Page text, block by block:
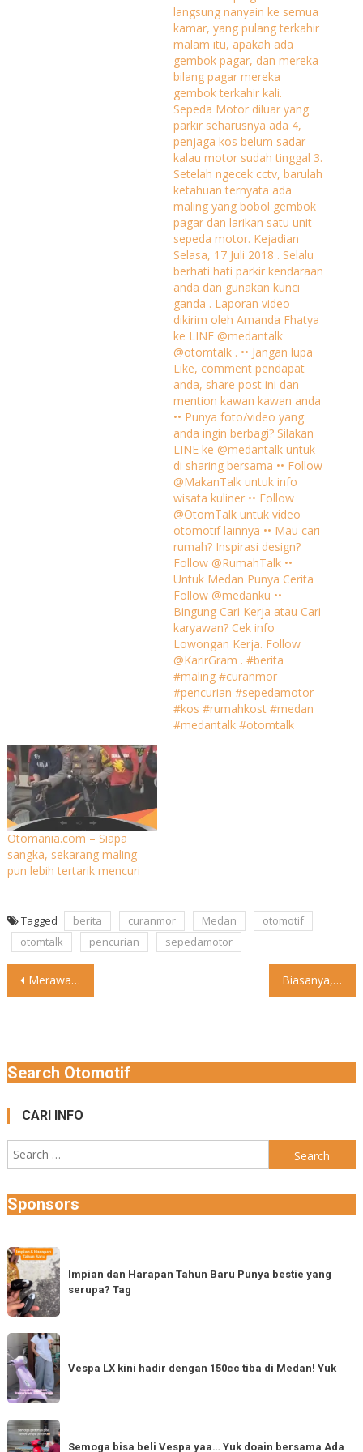
langsung nanyain ke semua
kamar, yang pulang terkahir
malam itu, apakah ada
gembok pagar, dan mereka
bilang pagar mereka
gembok terkahir kali.
Sepeda Motor diluar yang
parkir seharusnya ada 4,
penjaga kos belum sadar
kalau motor sudah tinggal 3.
Setelah ngecek cctv, barulah
ketahuan ternyata ada
maling yang bobol gembok
pagar dan larikan satu unit
sepeda motor. Kejadian
Selasa, 17 Juli 2018 . Selalu
berhati hati parkir kendaraan
anda dan gunakan kunci
ganda . Laporan video
dikirim oleh Amanda Fhatya
ke LINE @medantalk
@otomtalk . •• Jangan lupa
Like, comment pendapat
anda, share post ini dan
mention kawan kawan anda
•• Punya foto/video yang
anda ingin berbagi? Silakan
LINE ke @medantalk untuk
di sharing bersama •• Follow
@MakanTalk untuk info
wisata kuliner •• Follow
@OtomTalk untuk video
otomotif lainnya •• Mau cari
rumah? Inspirasi design?
Follow @RumahTalk ••
Untuk Medan Punya Cerita
Follow @medanku ••
Bingung Cari Kerja atau Cari
karyawan? Cek info
Lowongan Kerja. Follow
@KarirGram . #berita
#maling #curanmor
#pencurian #sepedamotor
#kos #rumahkost #medan
#medantalk #otomtalk
Otomania.com – Siapa
sangka, sekarang maling
pun lebih tertarik mencuri
Tagged berita curanmor Medan
otomotif
otomtalk
pencurian sepedamotor
Post
Merawat sepeda motor tidak hanya soal performa mesinnya saja, namun Biasanya, pengendara motor lebih senang mengenakan sendal jepit saat menempuh
Search Otomotif
CARI INFO
Search
for:
Sponsors
Impian
dan
Harapan
Tahun
Baru
Punya
bestie
yang
Tag
Impian dan Harapan Tahun Baru Punya bestie yang
serupa? Tag
Vespa
LX
kini
hadir
dengan
150cc
Vespa LX kini hadir dengan 150cc tiba di Medan! Yuk
Semoga
bisa
Semoga bisa beli Vespa yaa… Yuk doain bersama Ada